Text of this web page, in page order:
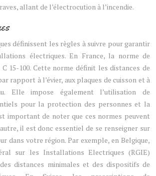
allant de l’électrocution à l’incendie.
définissent les règles à suivre pour garantir
électriques. En France, la norme de
15-100. Cette norme définit les distances de
rapport à l’évier, aux plaques de cuisson et à
Elle impose également l’utilisation de
pour la protection des personnes et la
important de noter que ces normes peuvent
il est donc essentiel de se renseigner sur
dans votre région. Par exemple, en Belgique,
sur les Installations Electriques (RGIE)
distances minimales et des dispositifs de